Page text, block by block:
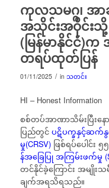
ကုလသမဂ္ဂ၊ အ
အသိုင်းအဝိုင်းသို့
(မြန်မာနိုင်ငံ)က
တရပ်ထုတ်ပြန်
01/11/2025 / in သတင်း
HI – Honest Information
စစ်တပ်အာဏာသိမ်းပြီးနေ
ပြည်တွင် ပဋိပက္ခနှင့်ဆက်
မှု(CRSV)ဖြစ်ရပ်ပေါင်း
န်အခြေပြု အကြမ်းဖက်မှု
တင်နိုင်ခဲ့ကြောင်း အမျိုးသ
ချက်အရသိရသည်။